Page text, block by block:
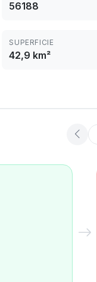
56188
SUPERFICIE
42,9 km²